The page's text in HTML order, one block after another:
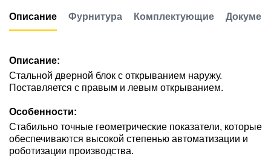
Описание Фурнитура Комплектующие
Описание:
Стальной дверной блок с открыванием наружу.
Поставляется с правым и левым открыванием.
Особенности:
Стабильно точные геометрические показатели, которые
обеспечиваются высокой степенью автоматизации и
роботизации производства.